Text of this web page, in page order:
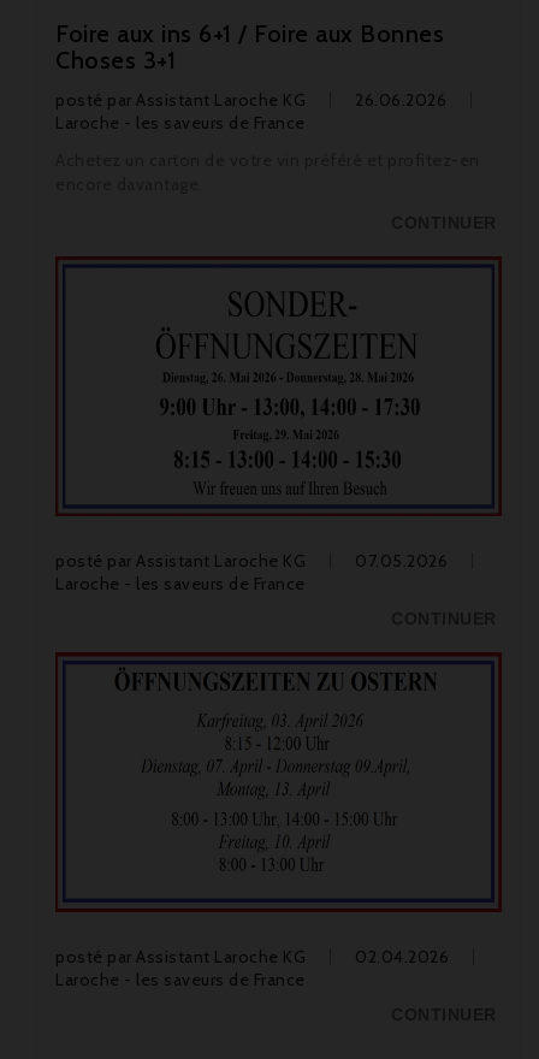
Foire aux ins 6+1 / Foire aux Bonnes
Choses 3+1
posté par Assistant Laroche KG
26.06.2026
Laroche - les saveurs de France
posté par Assistant Laroche KG
07.05.2026
Laroche - les saveurs de France
posté par Assistant Laroche KG
02.04.2026
Laroche - les saveurs de France